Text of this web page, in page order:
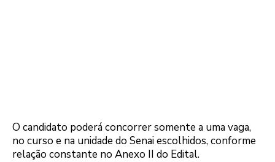
O candidato poderá concorrer somente a uma vaga,
no curso e na unidade do Senai escolhidos, conforme
relação constante no Anexo II do Edital.